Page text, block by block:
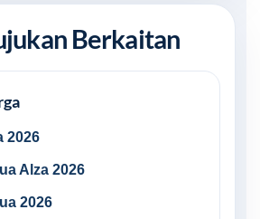
Berkaitan
2026
Alza 2026
2026